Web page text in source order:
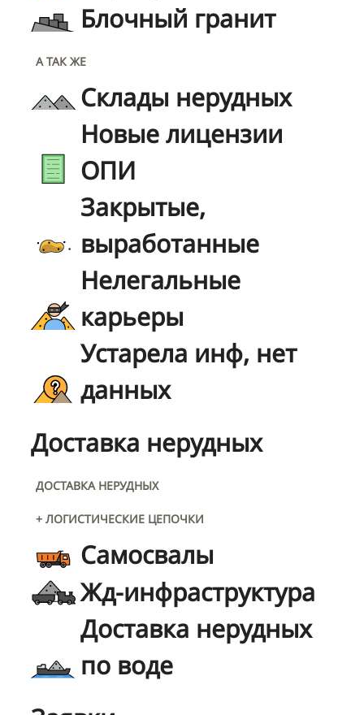
Блочный гранит
А ТАК ЖЕ
Склады нерудных
Новые лицензии
ОПИ
Закрытые,
выработанные
Нелегальные
карьеры
Устарела инф, нет
данных
Доставка нерудных
ДОСТАВКА НЕРУДНЫХ
+ ЛОГИСТИЧЕСКИЕ ЦЕПОЧКИ
Самосвалы
Жд-инфраструктура
Доставка нерудных
по воде